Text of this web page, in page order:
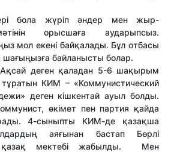
бола жүріп әндер мен жыр-
орысшаға аударыпсыз.
мол екені байқалады. Бұл отбасы
шағыңызға байланысты болар.
деген қаладан 5-6 шақырым
КИМ – «Коммунистический
деген кішкентай ауыл болды.
өкімет пен партия қайда
4-сыныпты КИМ-де қазақша
аяғынан бастап Бөрлі
қазақ мектебі жабылды. Мен